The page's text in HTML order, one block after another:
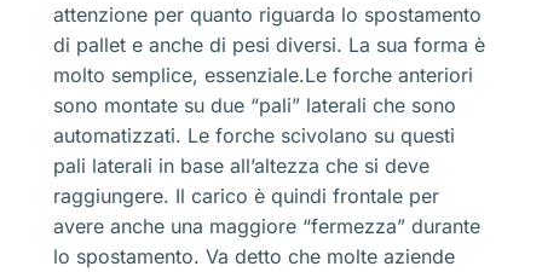
attenzione per quanto riguarda lo spostamento
di pallet e anche di pesi diversi. La sua forma è
molto semplice, essenziale.Le forche anteriori
sono montate su due “pali” laterali che sono
automatizzati. Le forche scivolano su questi
pali laterali in base all’altezza che si deve
raggiungere. Il carico è quindi frontale per
avere anche una maggiore “fermezza” durante
lo spostamento. Va detto che molte aziende